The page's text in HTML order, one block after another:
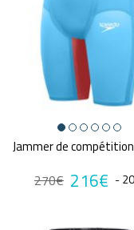
270€ 216€ -